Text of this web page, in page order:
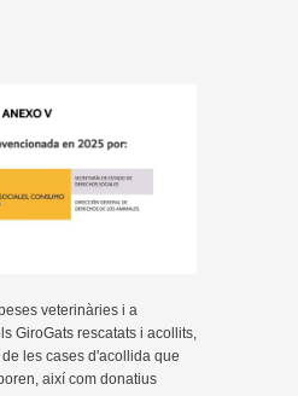
veterinàries i a
GiroGats rescatats i acollits,
les cases d'acollida que
així com donatius